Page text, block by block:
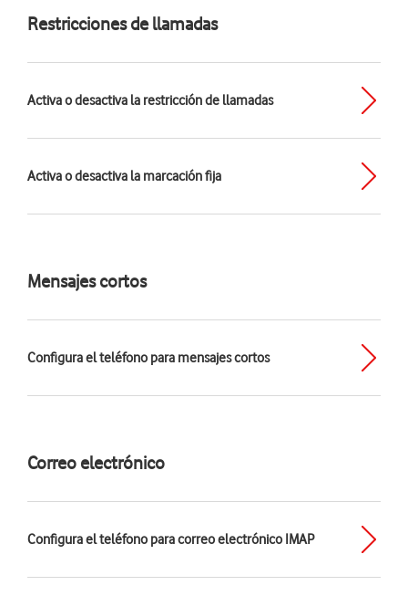
Restricciones de llamadas
Activa o desactiva la restricción de llamadas
Activa o desactiva la marcación fija
Mensajes cortos
Configura el teléfono para mensajes cortos
Correo electrónico
Configura el teléfono para correo electrónico IMAP